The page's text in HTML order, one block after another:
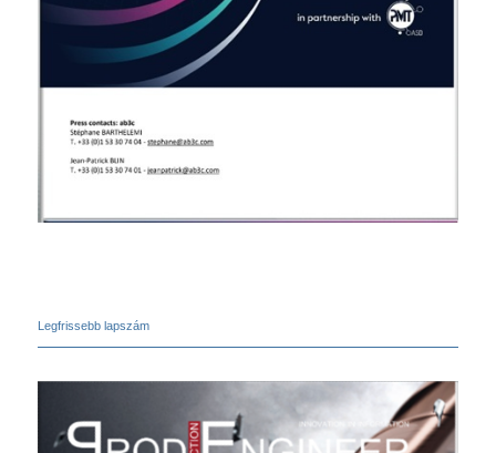
Legfrissebb lapszám